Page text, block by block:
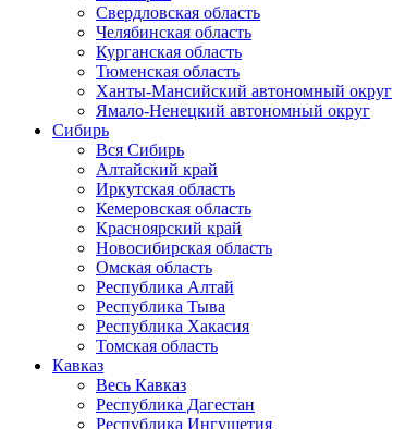
Свердловская область
Челябинская область
Курганская область
Тюменская область
Ханты-Мансийский автономный округ
Ямало-Ненецкий автономный округ
Сибирь
Вся Сибирь
Алтайский край
Иркутская область
Кемеровская область
Красноярский край
Новосибирская область
Омская область
Республика Алтай
Республика Тыва
Республика Хакасия
Томская область
Кавказ
Весь Кавказ
Республика Дагестан
Республика Ингушетия